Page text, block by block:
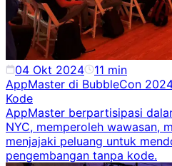
04 Okt 2024 11 min
AppMaster di BubbleCon
Kode
AppMaster berpartisipasi
NYC, memperoleh wawasan,
menjajaki peluang untuk
pengembangan tanpa kode.